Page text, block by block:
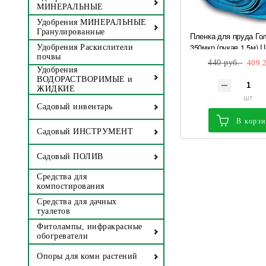
МИНЕРАЛЬНЫЕ
Удобрения МИНЕРАЛЬНЫЕ
Гранулированные
Удобрения Раскислители
почвы
Удобрения
ВОДОРАСТВОРИМЫЕ и
ЖИДКИЕ
Садовый инвентарь
Садовый ИНСТРУМЕНТ
Садовый ПОЛИВ
Средства для
компостирования
Средства для дачных
туалетов
Фитолампы, инфракрасные
обогреватели
Опоры для комн растений
Пленка для пруда
350мкр (рукав 1,5м)
п.м 1/25 ( отгрузка
440 руб.
шт
В